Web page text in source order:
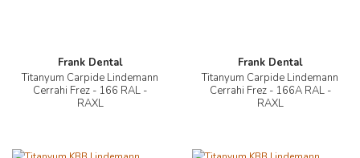
Frank Dental
Titanyum Carpide Lindemann
Cerrahi Frez - 166 RAL -
RAXL
Frank Dental
Titanyum Carpide Lindemann
Cerrahi Frez - 166A RAL -
RAXL